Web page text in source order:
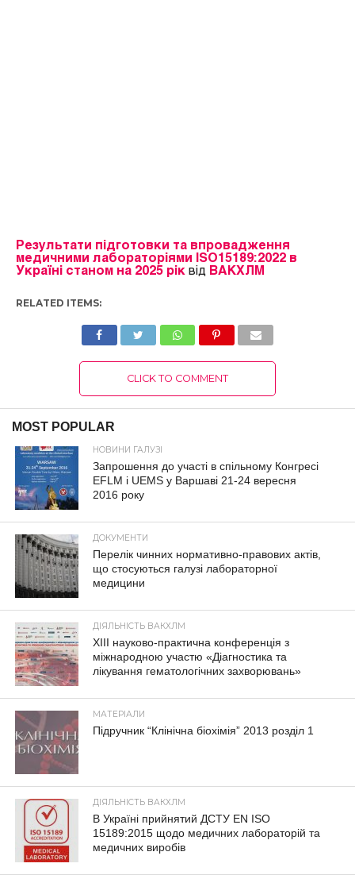
Результати підготовки та впровадження
медичними лабораторіями ISO15189:2022 в
Україні станом на 2025 рік від ВАКХЛМ
RELATED ITEMS:
CLICK TO COMMENT
MOST POPULAR
НОВИНИ ГАЛУЗІ
Запрошення до участі в спільному Конгресі
EFLM і UEMS у Варшаві 21-24 вересня
2016 року
ДОКУМЕНТИ
Перелік чинних нормативно-правових актів,
що стосуються галузі лабораторної
медицини
ДІЯЛЬНІСТЬ ВАКХЛМ
XIII науково-практична конференція з
міжнародною участю «Діагностика та
лікування гематологічних захворювань»
МАТЕРІАЛИ
Підручник “Клінічна біохімія” 2013 розділ 1
ДІЯЛЬНІСТЬ ВАКХЛМ
В Україні прийнятий ДСТУ EN ISO
15189:2015 щодо медичних лабораторій та
медичних виробів